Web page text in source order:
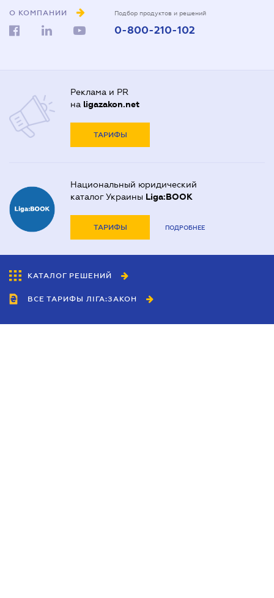
О КОМПАНИИ Подбор продуктов и решений
0-800-210-102
Реклама и PR
на ligazakon.net
ТАРИФЫ
Национальный юридический
каталог Украины Liga:BOOK
ТАРИФЫ ПОДРОБНЕЕ
КАТАЛОГ РЕШЕНИЙ
ВСЕ ТАРИФЫ ЛІГА:ЗАКОН